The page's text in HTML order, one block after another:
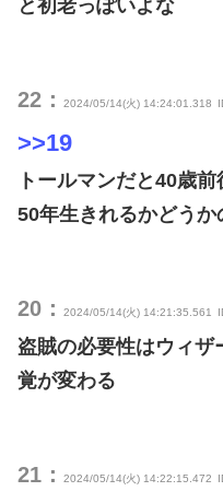
と初老っぽいよな
22： 2024/05/14(火) 14:24:01.318
>>19
トールマンだと40歳
50年生きれるかどうか
20： 2024/05/14(火) 14:21:35.561
盗賊の必要性はウィ
覚が変わる
21： 2024/05/14(火) 14:22:15.472